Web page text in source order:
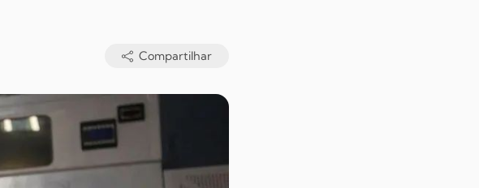
Compartilhar